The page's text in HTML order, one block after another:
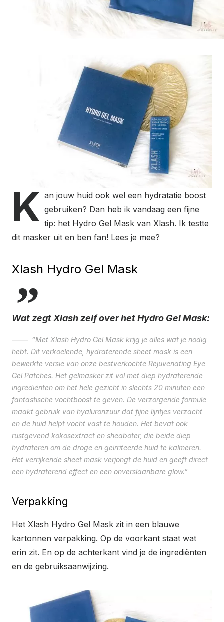
K an jouw huid ook wel een hydratatie boost
gebruiken? Dan heb ik vandaag een fijne
tip: het Hydro Gel Mask van Xlash. Ik testte
dit masker uit en ben fan! Lees je mee?
Xlash Hydro Gel Mask
Wat zegt Xlash zelf over het Hydro Gel Mask:
“Met Xlash Hydro Gel Mask krijg je alles wat je nodig
hebt. Dit verkoelende, hydraterende sheet mask is een
bewerkte versie van onze bestverkochte Rejuvenating Eye
Gel Patches. Het gelmasker zit vol met diep hydraterende
ingrediënten om het hele gezicht in slechts 20 minuten een
fantastische vochtboost te geven. De verzorgende formule
maakt gebruik van hyaluronzuur dat fijne lijntjes verzacht
en de huid helpt vocht vast te houden. Het bevat ook
rustgevend kokosextract en sheaboter, die beide diep
hydrateren om de droge en geïrriteerde huid te kalmeren.
Het verrijkende sheet mask verjongt de huid en geeft direct
een hydraterend effect en een onverslaanbare glow.”
Verpakking
Het Xlash Hydro Gel Mask zit in een blauwe
kartonnen verpakking. Op de voorkant staat wat
erin zit. En op de achterkant vind je de ingrediënten
en de gebruiksaanwijzing.